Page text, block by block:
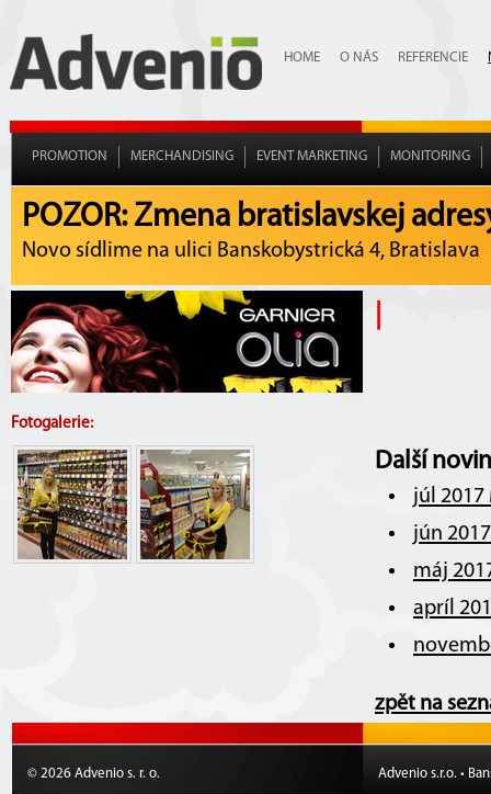
HOME O NÁS REFERENCIE
PROMOTION MERCHANDISING EVENT MARKETING MONITORING
POZOR: Zmena bratislavskej
Novo sídlime na ulici Banskobystrická 4, Bratislava
Fotogalerie:
Další
júl 2017
jún
máj
apríl
zpět na
© 2026 Advenio s. r. o. Advenio s.r.o. •